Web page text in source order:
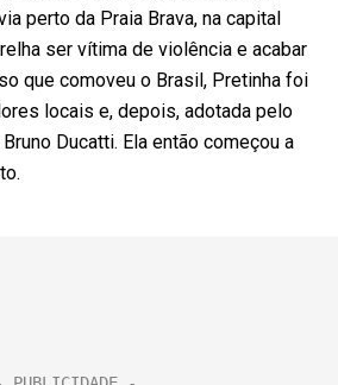
perto da Praia Brava, na capital
ser vítima de violência e acabar
que comoveu o Brasil, Pretinha foi
locais e, depois, adotada pelo
Ducatti. Ela então começou a